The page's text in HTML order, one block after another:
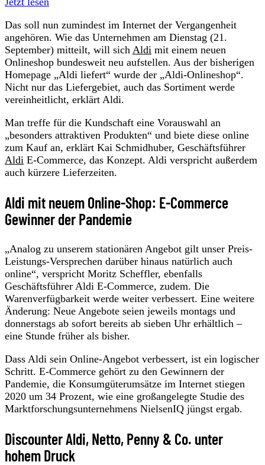
Das soll nun zumindest im Internet der Vergangenheit
angehören. Wie das Unternehmen am Dienstag (21.
September) mitteilt, will sich Aldi mit einem neuen
Onlineshop bundesweit neu aufstellen. Aus der bisherigen
Homepage „Aldi liefert“ wurde der „Aldi-Onlineshop“.
Nicht nur das Liefergebiet, auch das Sortiment werde
vereinheitlicht, erklärt Aldi.
Man treffe für die Kundschaft eine Vorauswahl an
„besonders attraktiven Produkten“ und biete diese online
zum Kauf an, erklärt Kai Schmidhuber, Geschäftsführer
Aldi E-Commerce, das Konzept. Aldi verspricht außerdem
auch kürzere Lieferzeiten.
Aldi mit neuem Online-Shop: E-Commerce
Gewinner der Pandemie
„Analog zu unserem stationären Angebot gilt unser Preis-
Leistungs-Versprechen darüber hinaus natürlich auch
online“, verspricht Moritz Scheffler, ebenfalls
Geschäftsführer Aldi E-Commerce, zudem. Die
Warenverfügbarkeit werde weiter verbessert. Eine weitere
Änderung: Neue Angebote seien jeweils montags und
donnerstags ab sofort bereits ab sieben Uhr erhältlich –
eine Stunde früher als bisher.
Dass Aldi sein Online-Angebot verbessert, ist ein logischer
Schritt. E-Commerce gehört zu den Gewinnern der
Pandemie, die Konsumgüterumsätze im Internet stiegen
2020 um 34 Prozent, wie eine großangelegte Studie des
Marktforschungsunternehmens NielsenIQ jüngst ergab.
Discounter Aldi, Netto, Penny & Co. unter
hohem Druck